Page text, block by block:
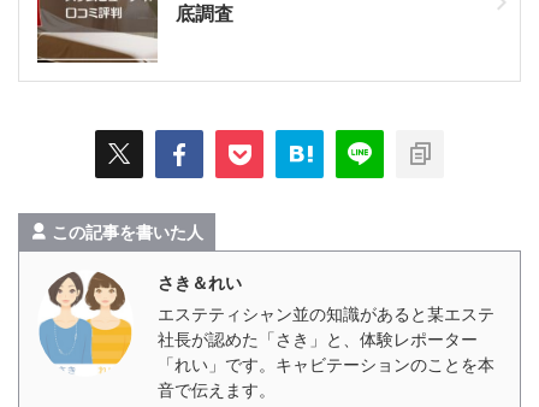
底調査
この記事を書いた人
さき＆れい
エステティシャン並の知識があると某エステ
社長が認めた「さき」と、体験レポーター
「れい」です。キャビテーションのことを本
音で伝えます。